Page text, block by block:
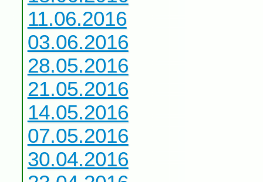
11.06.2016
03.06.2016
28.05.2016
21.05.2016
14.05.2016
07.05.2016
30.04.2016